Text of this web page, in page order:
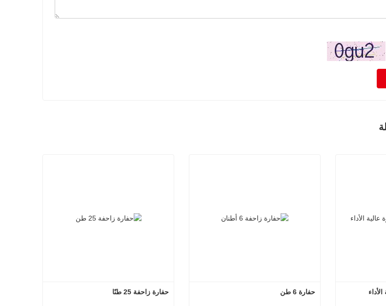
حفارة زاحفة 25 طنًا حفارة 6 طن